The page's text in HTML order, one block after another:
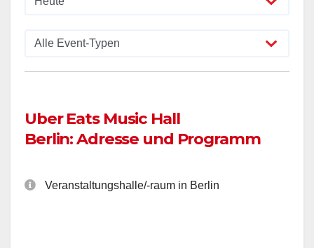
Uber Eats Music Hall
Berlin: Adresse und Programm
Veranstaltungshalle/-raum in Berlin